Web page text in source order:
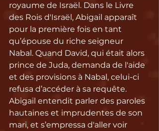
royaume de Israël. Dans le Livre
des Rois d'Israël, Abigail apparaît
pour la première fois en tant
qu’épouse du riche seigneur
Nabal. Quand David, qui était alors
prince de Juda, demanda de l'aide
et des provisions à Nabal, celui-ci
refusa d’accéder à sa requête.
Abigail entendit parler des paroles
hautaines et imprudentes de son
mari, et s’empressa d'aller voir